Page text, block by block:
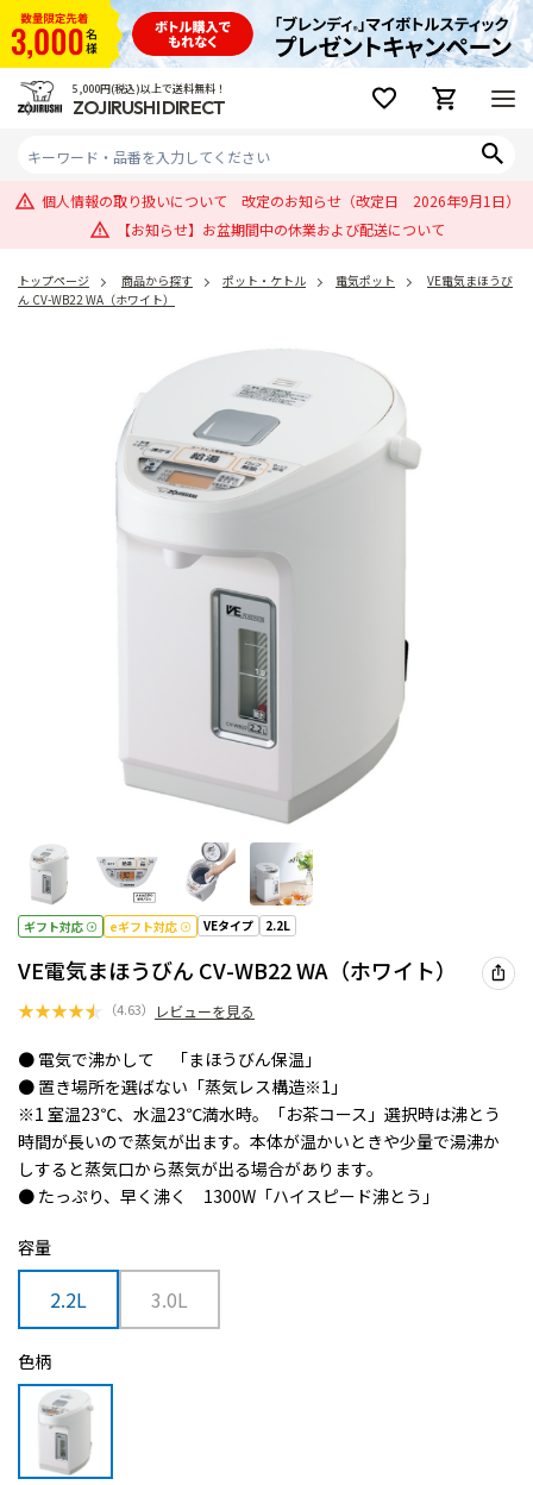
5,000円(税込)以上で送料無料！
ZOJIRUSHI DIRECT
個人情報の取り扱いについて 改定のお知らせ（改定日 2026年9月1日）
【お知らせ】お盆期間中の休業および配送について
トップページ 商品から探す ポット・ケトル 電気ポット
VE電気まほうび
ん CV-WB22 WA（ホワイト）
ギフト対応 eギフト対応 VEタイプ 2.2L
VE電気まほうびん CV-WB22 WA（ホワイト）
★★★★★ （4.63） レビューを見る
● 電気で沸かして 「まほうびん保温」
● 置き場所を選ばない「蒸気レス構造※1」
※1 室温23℃、水温23℃満水時。「お茶コース」選択時は沸とう
時間が長いので蒸気が出ます。本体が温かいときや少量で湯沸か
しすると蒸気口から蒸気が出る場合があります。
● たっぷり、早く沸く 1300W「ハイスピード沸とう」
容量
2.2L 3.0L
色柄